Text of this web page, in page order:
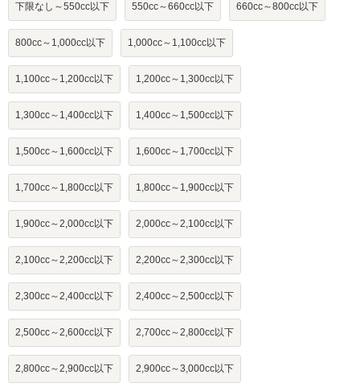
下限なし～550cc以下 550cc～660cc以下 660cc～800cc以下
800cc～1,000cc以下 1,000cc～1,100cc以下
1,100cc～1,200cc以下 1,200cc～1,300cc以下
1,300cc～1,400cc以下 1,400cc～1,500cc以下
1,500cc～1,600cc以下 1,600cc～1,700cc以下
1,700cc～1,800cc以下 1,800cc～1,900cc以下
1,900cc～2,000cc以下 2,000cc～2,100cc以下
2,100cc～2,200cc以下 2,200cc～2,300cc以下
2,300cc～2,400cc以下 2,400cc～2,500cc以下
2,500cc～2,600cc以下 2,700cc～2,800cc以下
2,800cc～2,900cc以下 2,900cc～3,000cc以下